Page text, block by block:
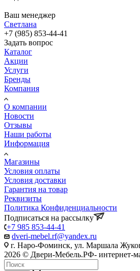
Ваш менеджер
Светлана
+7 (985) 853-44-41
Задать вопрос
Каталог
Акции
Услуги
Бренды
Компания
О компании
Новости
Отзывы
Наши работы
Информация
Магазины
Условия оплаты
Условия доставки
Гарантия на товар
Реквизиты
Политика Конфиденциальности
Подписаться на рассылку
+7 985 853-44-41
dveri-mebel.rf@yandex.ru
г. Наро-Фоминск, ул. Маршала
2026 © Двери-Мебель.РФ- интернет-